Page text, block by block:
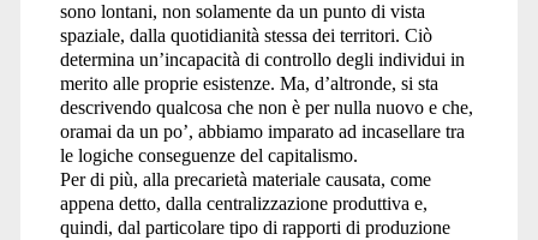
sono lontani, non solamente da un punto di vista
spaziale, dalla quotidianità stessa dei territori. Ciò
determina un’incapacità di controllo degli individui in
merito alle proprie esistenze. Ma, d’altronde, si sta
descrivendo qualcosa che non è per nulla nuovo e che,
oramai da un po’, abbiamo imparato ad incasellare tra
le logiche conseguenze del capitalismo.
Per di più, alla precarietà materiale causata, come
appena detto, dalla centralizzazione produttiva e,
quindi, dal particolare tipo di rapporti di produzione